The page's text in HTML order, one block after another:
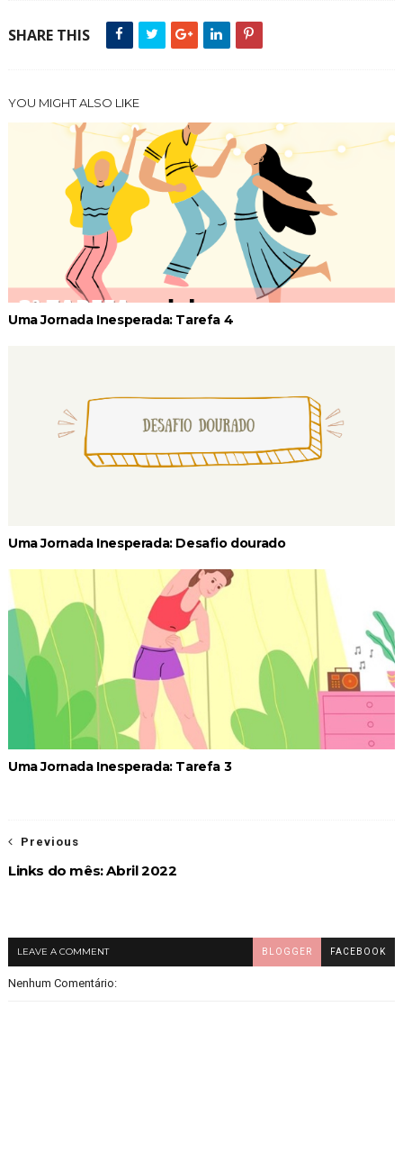
SHARE THIS
YOU MIGHT ALSO LIKE
Uma Jornada Inesperada: Tarefa 4
Uma Jornada Inesperada: Desafio dourado
Uma Jornada Inesperada: Tarefa 3
Previous
Links do mês: Abril 2022
LEAVE A COMMENT BLOGGER FACEBOOK
Nenhum Comentário: